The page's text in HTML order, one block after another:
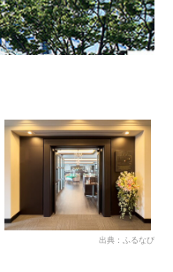
出典：ふるなび